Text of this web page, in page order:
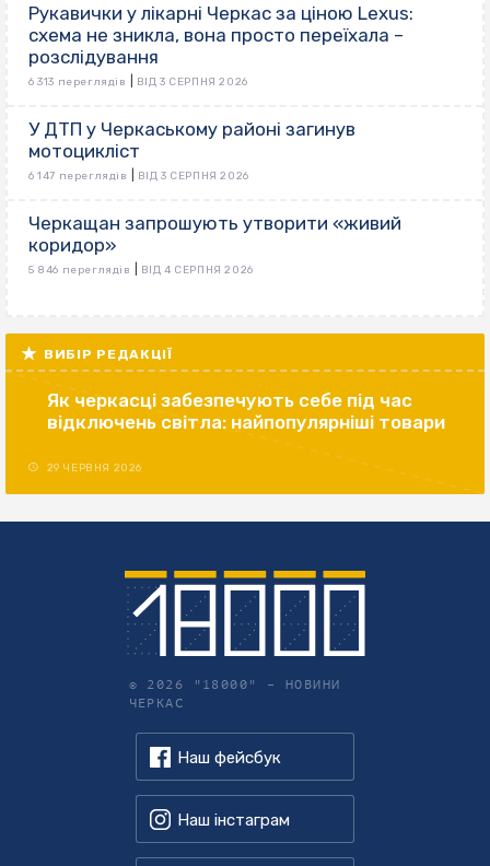
Рукавички у лікарні Черкас за ціною Lexus:
схема не зникла, вона просто переїхала –
розслідування
6 313 переглядів ВІД 3 СЕРПНЯ 2026
У ДТП у Черкаському районі загинув
мотоцикліст
6 147 переглядів ВІД 3 СЕРПНЯ 2026
Черкащан запрошують утворити «живий
коридор»
5 846 переглядів ВІД 4 СЕРПНЯ 2026
ВИБІР РЕДАКЦІЇ
Як черкасці забезпечують себе під час
відключень світла: найпопулярніші товари
29 ЧЕРВНЯ 2026
© 2026 "18000" – НОВИНИ
ЧЕРКАС
Наш фейсбук
Наш інстаграм